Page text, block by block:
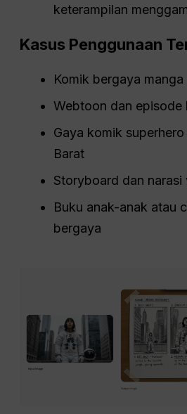
keterampilan
Kasus Penggunaan
Komik bergaya
Webtoon dan episode
Gaya komik
Barat
Storyboard dan narasi
Buku anak-anak atau
bergaya